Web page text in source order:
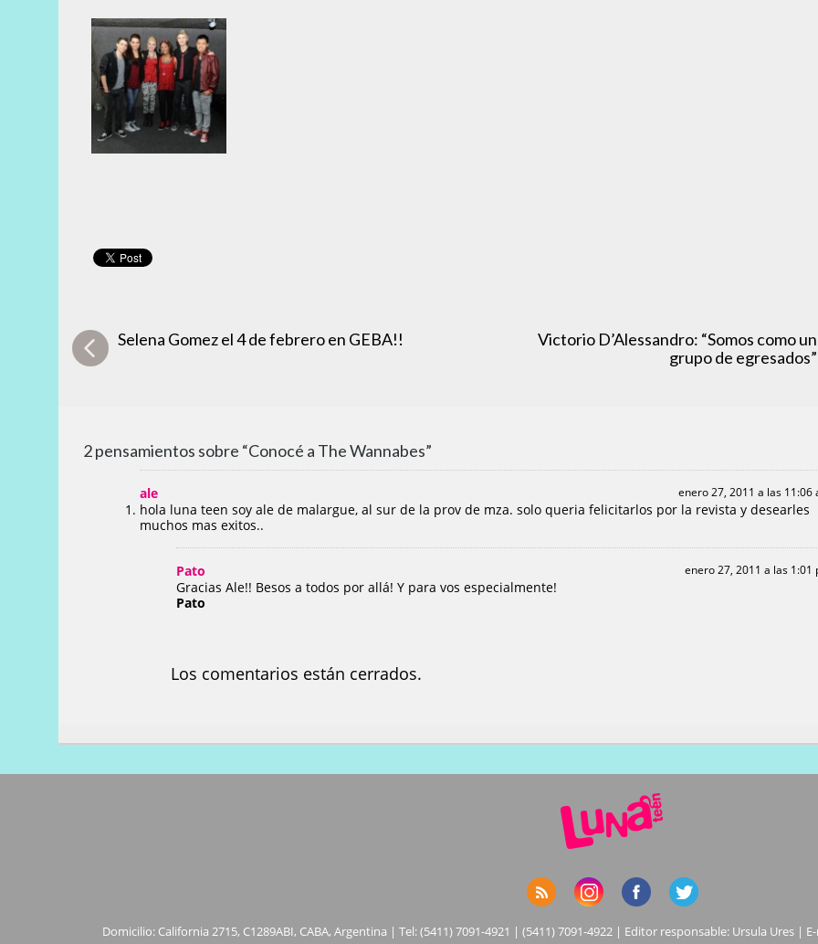
Selena Gomez el 4 de febrero en GEBA!!
Victorio D’Alessandro: “Somos como un
grupo de egresados”
2 pensamientos sobre “Conocé a The Wannabes”
ale enero 27, 2011 a las 11:06
hola luna teen soy ale de malargue, al sur de la prov de mza. solo queria felicitarlos por la revista y desearles
muchos mas exitos..
Pato enero 27, 2011 a las 1:01
Gracias Ale!! Besos a todos por allá! Y para vos especialmente!
Pato
Los comentarios están cerrados.
Domicilio: California 2715, C1289ABI, CABA, Argentina | Tel: (5411) 7091-4921 | (5411) 7091-4922 | Editor responsable: Ursula Ures |